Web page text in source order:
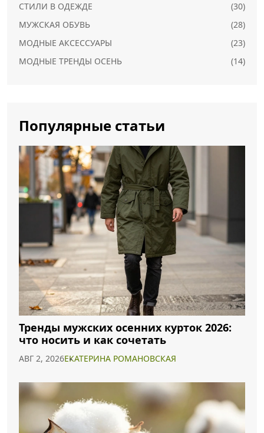
СТИЛИ В ОДЕЖДЕ
(30)
МУЖСКАЯ ОБУВЬ
(28)
МОДНЫЕ АКСЕССУАРЫ
(23)
МОДНЫЕ ТРЕНДЫ ОСЕНЬ
(14)
Популярные статьи
Тренды мужских осенних курток 2026:
что носить и как сочетать
АВГ 2, 2026ЕКАТЕРИНА РОМАНОВСКАЯ